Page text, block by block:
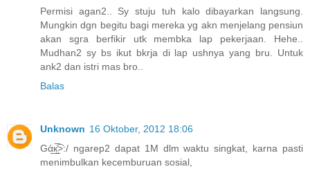
Permisi agan2.. Sy stuju tuh kalo dibayarkan langsung.
Mungkin dgn begitu bagi mereka yg akn menjelang pensiun
akan sgra berfikir utk membka lap pekerjaan. Hehe..
Mudhan2 sy bs ikut bkrja di lap ushnya yang bru. Untuk
ank2 dan istri mas bro..
Balas
Unknown 16 Oktober, 2012 18:06
Gά̲к̲̮̲̅͡>:/ ngarep2 dapat 1M dlm waktu singkat, karna pasti
menimbulkan kecemburuan sosial,